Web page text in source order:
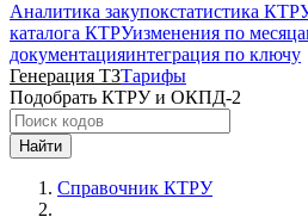
Аналитика закупокстатистика
каталога КТРУизменения по
документацияинтеграция по ключу
Генерация ТЗТарифы
Подобрать КТРУ и ОКПД-2
Найти
Справочник КТРУ